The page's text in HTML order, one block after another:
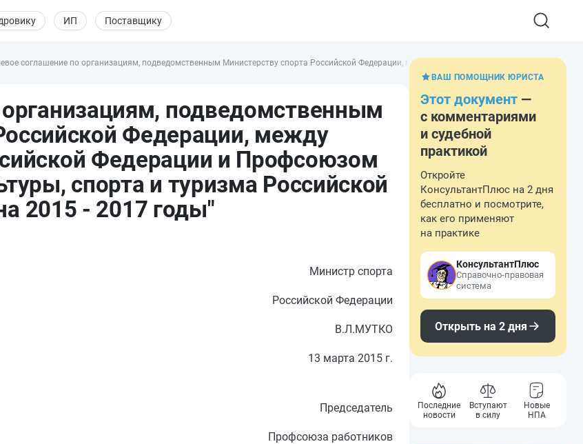
ИП Поставщику
соглашение по организациям, подведомственным Министерству спорта Российской Федерации, между Министерством спорта
подведомственным
Федерации, между
Федерации и Профсоюзом
спорта и туризма Российской
2015 - 2017 годы"
Министр спорта
Российской Федерации
В.Л.МУТКО
13 марта 2015 г.
Председатель
Профсоюза работников
ВАШ ПОМОЩНИК ЮРИСТА
Этот документ —
с комментариями
и судебной
практикой
Откройте
КонсультантПлюс на 2 дня
бесплатно и посмотрите,
как его применяют
на практике
КонсультантПлюс
Справочно-правовая
система
Открыть на 2 дня
Последние
новости
Вступают
в силу
Новые
НПА